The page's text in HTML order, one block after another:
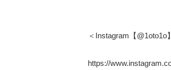
＜Instagram【
https://